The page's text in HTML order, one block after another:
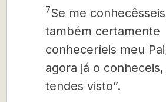
7Se me
também certamente
conheceríeis meu
agora já o
tendes visto”.